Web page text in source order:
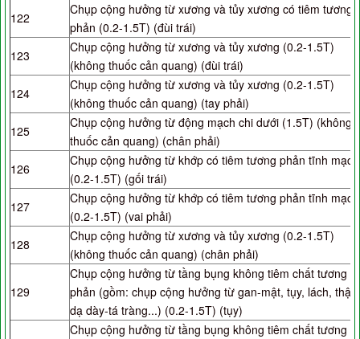
122
Chụp cộng hưởng từ xương và tủy xương có tiêm tương
phản (0.2-1.5T) (đùi trái)
123
Chụp cộng hưởng từ xương và tủy xương (0.2-1.5T)
(không thuốc cản quang) (đùi trái)
124
Chụp cộng hưởng từ xương và tủy xương (0.2-1.5T)
(không thuốc cản quang) (tay phải)
125
Chụp cộng hưởng từ động mạch chi dưới (1.5T) (không
thuốc cản quang) (chân phải)
126
Chụp cộng hưởng từ khớp có tiêm tương phản tĩnh mạch
(0.2-1.5T) (gối trái)
127
Chụp cộng hưởng từ khớp có tiêm tương phản tĩnh mạch
(0.2-1.5T) (vai phải)
128
Chụp cộng hưởng từ xương và tủy xương (0.2-1.5T)
(không thuốc cản quang) (chân phải)
129
Chụp cộng hưởng từ tầng bụng không tiêm chất tương
phản (gồm: chụp cộng hưởng từ gan-mật, tụy, lách, thận,
dạ dày-tá tràng...) (0.2-1.5T) (tụy)
Chụp cộng hưởng từ tầng bụng không tiêm chất tương